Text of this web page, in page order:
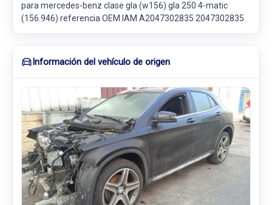
para mercedes-benz clase gla (w156) gla 250 4-matic
(156.946) referencia OEM IAM A2047302835 2047302835
Información del vehículo de origen